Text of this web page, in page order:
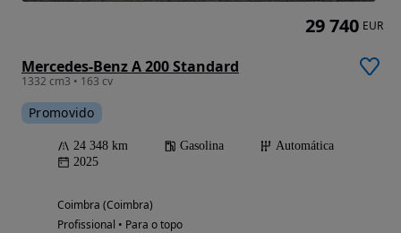
Mercedes-Benz A 200 Standard
1332 cm3 • 163 cv
Promovido
24 348 km Gasolina
Automática
2025
Coimbra (Coimbra)
Profissional • Para o topo
29 740 EUR